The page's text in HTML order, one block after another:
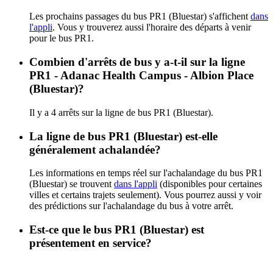
Les prochains passages du bus PR1 (Bluestar) s'affichent dans
l'appli. Vous y trouverez aussi l'horaire des départs à venir
pour le bus PR1.
Combien d'arrêts de bus y a-t-il sur la ligne
PR1 - Adanac Health Campus - Albion Place
(Bluestar)?
Il y a 4 arrêts sur la ligne de bus PR1 (Bluestar).
La ligne de bus PR1 (Bluestar) est-elle
généralement achalandée?
Les informations en temps réel sur l'achalandage du bus PR1
(Bluestar) se trouvent dans l'appli (disponibles pour certaines
villes et certains trajets seulement). Vous pourrez aussi y voir
des prédictions sur l'achalandage du bus à votre arrêt.
Est-ce que le bus PR1 (Bluestar) est
présentement en service?